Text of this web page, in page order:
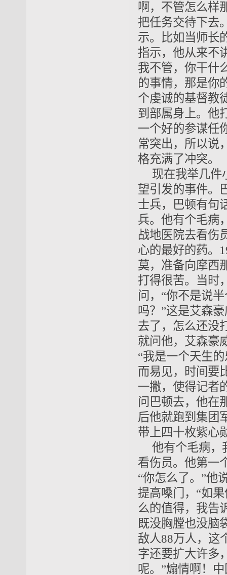
啊，不管怎么样
把任务交待下去
示。比如当师长
指示，他从来不
我不管，你干什
的事情，那是你
个虔诚的基督教
到部属身上。他
一个好的参谋任
常突出，所以说
格充满了冲突。
现在我举几件
望引发的事件。
士兵，巴顿有句
兵。他有个毛病
战地医院去看伤
心的最好的药。
莫，准备向摩西
打得很苦。当时
问，“你不是说
吗？”这是艾森
去了，怎么还没
就问他，艾森豪
“我是一个天生
而易见，时间要
一撇，使得记者
问巴顿去，他在
后他就跑到集团
带上四十枚紫心
他有个毛病，
看伤员。他第一
“你怎么了。”他
提高嗓门，“如
么的值得，我告
既没胸膛也没脑
敌人88万人，这
字还要扩大许多
呢。”煽情啊！